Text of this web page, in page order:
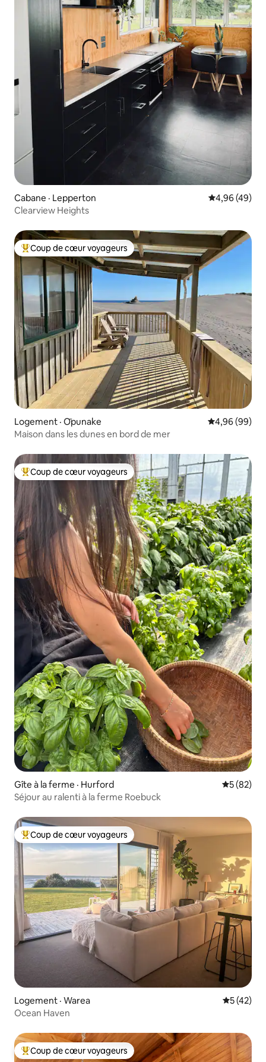
Cabane · Lepperton Note
4,96 (49)
Clearview Heights
Coup de cœur voyageurs parmi les plus aimés
Coup de cœur voyageurs
Logement · Ōpunake Note
4,96 (99)
Maison dans les dunes en bord de mer
Coup de cœur voyageurs parmi les plus aimés
Coup de cœur voyageurs
Gîte à la ferme · Hurford Note
5 (82)
Séjour au ralenti à la ferme Roebuck
Coup de cœur voyageurs parmi les plus aimés
Coup de cœur voyageurs
Logement · Warea Note
5 (42)
Ocean Haven
Coup de cœur voyageurs parmi les plus aimés
Coup de cœur voyageurs